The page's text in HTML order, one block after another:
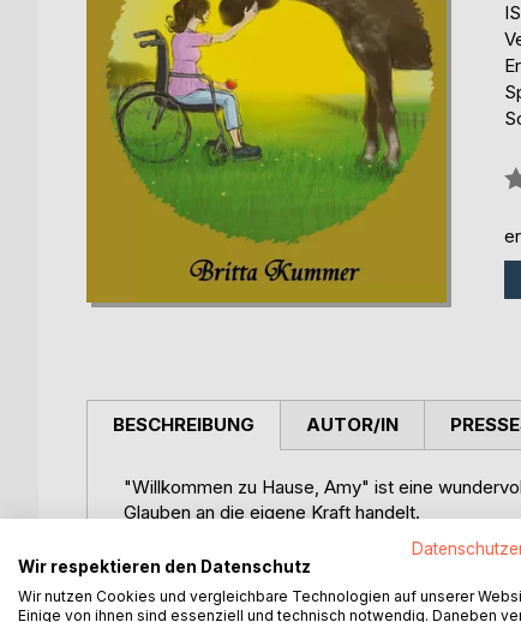
BESCHREIBUNG
"Willkommen zu Hause, Amy" ist eine
Glauben an die eigene Kraft handelt.
Seit Amy denken kann, lebt sie im Heim. Ihre
Muskelschwäche körperbehindert ist.
Im Heim hat Amy aufgrund ihres Handicaps
drangsaliert. Ihr einziger Freund ist
AUTOR/IN
Wir respektieren den Datenschutz
Wir nutzen Cookies und vergleichbare Technologien auf unserer
Einige von ihnen sind essenziell und technisch notwendig. Daneben